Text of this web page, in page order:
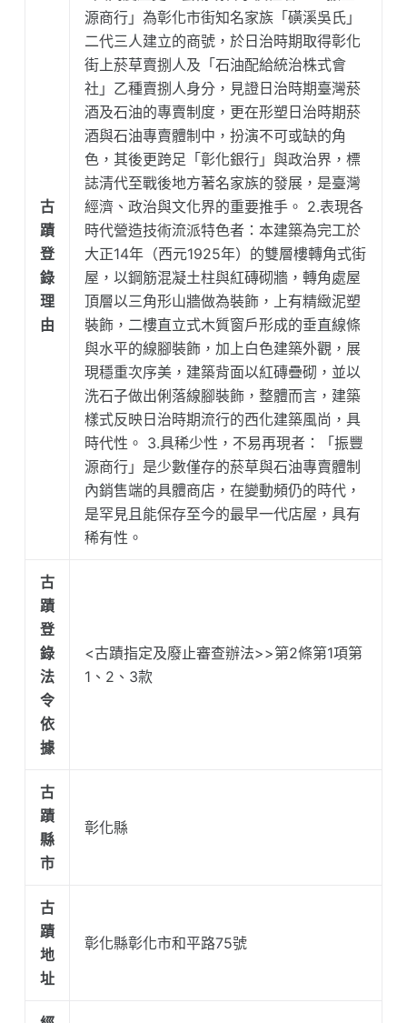
古
蹟
登
錄
理
由
源商行」為彰化市街知名家族「磺溪吳氏」
二代三人建立的商號，於日治時期取得彰化
街上菸草賣捌人及「石油配給統治株式會
社」乙種賣捌人身分，見證日治時期臺灣菸
酒及石油的專賣制度，更在形塑日治時期菸
酒與石油專賣體制中，扮演不可或缺的角
色，其後更跨足「彰化銀行」與政治界，標
誌清代至戰後地方著名家族的發展，是臺灣
經濟、政治與文化界的重要推手。 2.表現各
時代營造技術流派特色者：本建築為完工於
大正14年（西元1925年）的雙層樓轉角式街
屋，以鋼筋混凝土柱與紅磚砌牆，轉角處屋
頂層以三角形山牆做為裝飾，上有精緻泥塑
裝飾，二樓直立式木質窗戶形成的垂直線條
與水平的線腳裝飾，加上白色建築外觀，展
現穩重次序美，建築背面以紅磚疊砌，並以
洗石子做出俐落線腳裝飾，整體而言，建築
樣式反映日治時期流行的西化建築風尚，具
時代性。 3.具稀少性，不易再現者：「振豐
源商行」是少數僅存的菸草與石油專賣體制
內銷售端的具體商店，在變動頻仍的時代，
是罕見且能保存至今的最早一代店屋，具有
稀有性。
古
蹟
登
錄
法
令
依
據
<古蹟指定及廢止審查辦法>>第2條第1項第
1、2、3款
古
蹟
縣
市
彰化縣
古
蹟
地
址
彰化縣彰化市和平路75號